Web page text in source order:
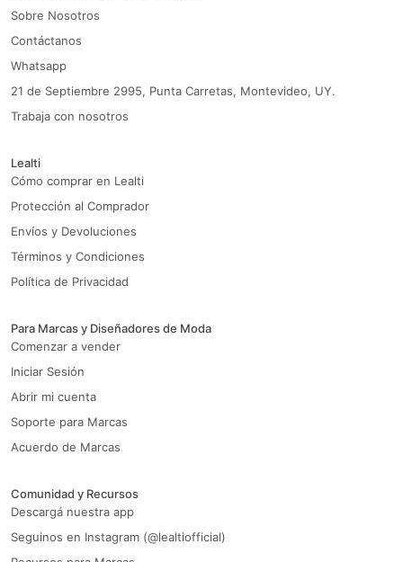
Sobre Nosotros
Contáctanos
Whatsapp
21 de Septiembre 2995, Punta Carretas, Montevideo, UY.
Trabaja con nosotros
Lealti
Cómo comprar en Lealti
Protección al Comprador
Envíos y Devoluciones
Términos y Condiciones
Política de Privacidad
Para Marcas y Diseñadores de Moda
Comenzar a vender
Iniciar Sesión
Abrir mi cuenta
Soporte para Marcas
Acuerdo de Marcas
Comunidad y Recursos
Descargá nuestra app
Seguinos en Instagram (@lealtiofficial)